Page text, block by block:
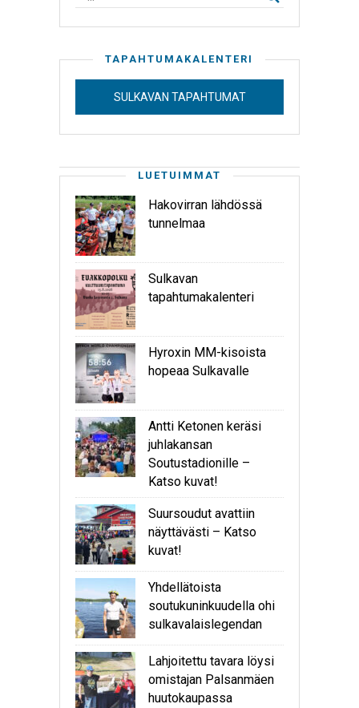
TAPAHTUMAKALENTERI
SULKAVAN TAPAHTUMAT
LUETUIMMAT
Hakovirran lähdössä
tunnelmaa
Sulkavan
tapahtumakalenteri
Hyroxin MM-kisoista
hopeaa Sulkavalle
Antti Ketonen keräsi
juhlakansan
Soutustadionille –
Katso kuvat!
Suursoudut avattiin
näyttävästi – Katso
kuvat!
Yhdellätoista
soutukuninkuudella ohi
sulkavalaislegendan
Lahjoitettu tavara löysi
omistajan Palsanmäen
huutokaupassa